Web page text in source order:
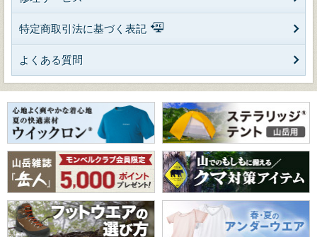
特定商取引法に基づく表記
よくある質問